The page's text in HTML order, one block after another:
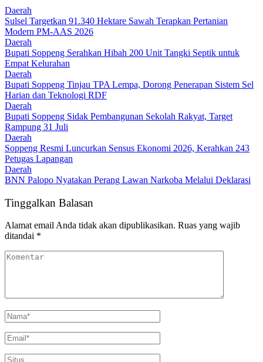
Daerah
Sulsel Targetkan 91.340 Hektare Sawah Terapkan Pertanian
Modern PM-AAS 2026
Daerah
Bupati Soppeng Serahkan Hibah 200 Unit Tangki Septik untuk
Empat Kelurahan
Daerah
Bupati Soppeng Tinjau TPA Lempa, Dorong Penerapan Sistem Sel
Harian dan Teknologi RDF
Daerah
Bupati Soppeng Sidak Pembangunan Sekolah Rakyat, Target
Rampung 31 Juli
Daerah
Soppeng Resmi Luncurkan Sensus Ekonomi 2026, Kerahkan 243
Petugas Lapangan
Daerah
BNN Palopo Nyatakan Perang Lawan Narkoba Melalui Deklarasi
Tinggalkan Balasan
Alamat email Anda tidak akan dipublikasikan. Ruas yang wajib
ditandai *